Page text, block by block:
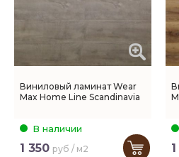
Виниловый ламинат Wear
Max Home Line Scandinavia
В наличии
1 350 руб / м2